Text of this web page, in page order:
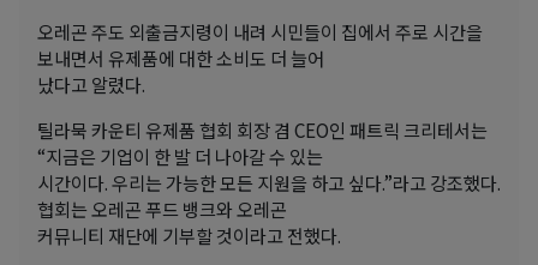
오레곤 주도 외출금지령이 내려 시민들이 집에서 주로 시간을
보내면서 유제품에 대한 소비도 더 늘어
났다고 알렸다.
틸라묵 카운티 유제품 협회 회장 겸 CEO인 패트릭 크리테서는
“지금은 기업이 한 발 더 나아갈 수 있는
시간이다. 우리는 가능한 모든 지원을 하고 싶다.”라고 강조했다.
협회는 오레곤 푸드 뱅크와 오레곤
커뮤니티 재단에 기부할 것이라고 전했다.